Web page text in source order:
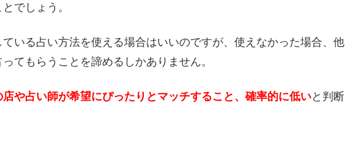
でしょう。
いる占い方法を使える場合はいいのですが、使えなかった場合、他
てもらうことを諦めるしかありません。
店や占い師が希望にぴったりとマッチすること、確率的に低いと判断